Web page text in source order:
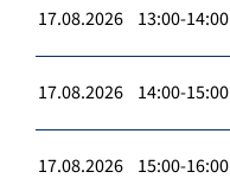
17.08.2026 13:00-14:00
17.08.2026 14:00-15:00
17.08.2026 15:00-16:00